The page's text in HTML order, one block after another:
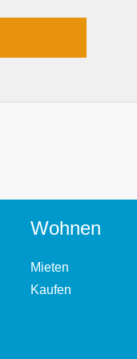
Wohnen
Mieten
Kaufen